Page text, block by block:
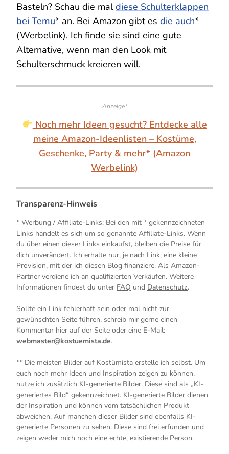
Basteln? Schau die maldiese Schulterklappen
bei Temu* an. Bei Amazon gibt es die auch*
(Werbelink). Ich finde sie sind eine gute
Alternative, wenn man den Look mit
Schulterschmuck kreieren will.
Anzeige*
Noch mehr Ideen gesucht? Entdecke alle
meine Amazon-Ideenlisten – Kostüme,
Geschenke, Party & mehr* (Amazon
Werbelink)
Transparenz-Hinweis
* Werbung / Affiliate-Links: Bei den mit * gekennzeichneten
Links handelt es sich um so genannte Affiliate-Links. Wenn
du über einen dieser Links einkaufst, bleiben die Preise für
dich unverändert. Ich erhalte nur, je nach Link, eine kleine
Provision, mit der ich diesen Blog finanziere. Als Amazon-
Partner verdiene ich an qualifizierten Verkäufen. Weitere
Informationen findest du unter FAQ und Datenschutz.
Sollte ein Link fehlerhaft sein oder mal nicht zur
gewünschten Seite führen, schreib mir gerne einen
Kommentar hier auf der Seite oder eine E-Mail:
webmaster@kostuemista.de.
** Die meisten Bilder auf Kostümista erstelle ich selbst. Um
euch noch mehr Ideen und Inspiration zeigen zu können,
nutze ich zusätzlich KI-generierte Bilder. Diese sind als „KI-
generiertes Bild“ gekennzeichnet. KI-generierte Bilder dienen
der Inspiration und können vom tatsächlichen Produkt
abweichen. Auf manchen dieser Bilder sind ebenfalls KI-
generierte Personen zu sehen. Diese sind frei erfunden und
zeigen weder mich noch eine echte, existierende Person.